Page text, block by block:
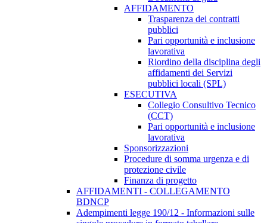
AFFIDAMENTO
Trasparenza dei contratti
pubblici
Pari opportunità e inclusione
lavorativa
Riordino della disciplina degli
affidamenti dei Servizi
pubblici locali (SPL)
ESECUTIVA
Collegio Consultivo Tecnico
(CCT)
Pari opportunità e inclusione
lavorativa
Sponsorizzazioni
Procedure di somma urgenza e di
protezione civile
Finanza di progetto
AFFIDAMENTI - COLLEGAMENTO
BDNCP
Adempimenti legge 190/12 - Informazioni sulle